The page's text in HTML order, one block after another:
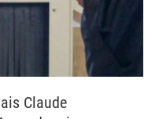
Claude